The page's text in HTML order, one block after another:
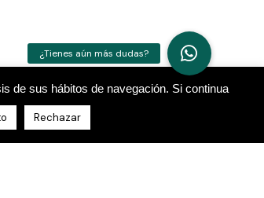
de sus hábitos de navegación. Si continua
Rechazar